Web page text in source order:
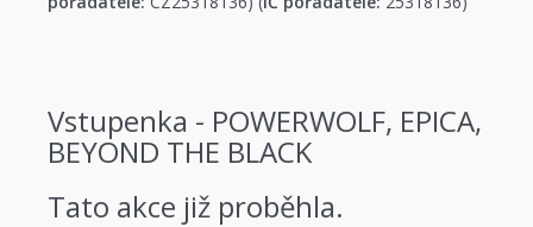
Vstupenka - POWERWOLF, EPICA,
BEYOND THE BLACK
Tato akce již proběhla.